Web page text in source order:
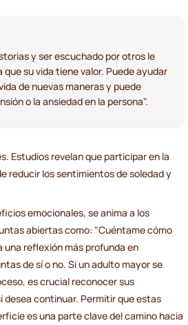
y ser escuchado por otros le
que su vida tiene valor. Puede ayudar
de nuevas maneras y puede
o la ansiedad en la persona".
Estudios revelan que participar en la
reducir los sentimientos de soledad y
emocionales, se anima a los
abiertas como: "Cuéntame cómo
una reflexión más profunda en
de sí o no. Si un adulto mayor se
es crucial reconocer sus
continuar. Permitir que estas
es una parte clave del camino hacia